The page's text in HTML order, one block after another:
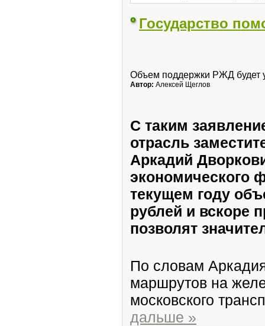
Государство
Объем поддержки РЖД будет
Автор: Алексей Щеглов
С таким
отрасль
Аркадий
экономического
текущем году
рублей и вскоре
позволят
По словам
маршрутов на
московского
дальше »